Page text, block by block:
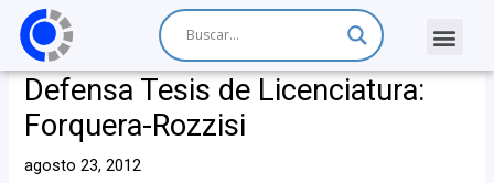
Defensa Tesis de Licenciatura:
Forquera-Rozzisi
agosto 23, 2012